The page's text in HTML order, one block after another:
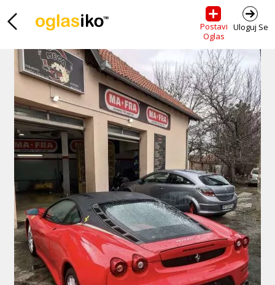
Postavi
Oglas
Uloguj Se